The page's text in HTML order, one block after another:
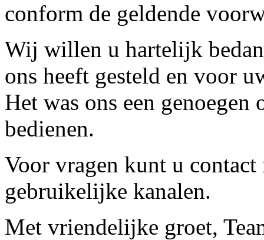
conform de geldende
Wij willen u hartelijk
ons heeft gesteld en voor
Het was ons een
bedienen.
Voor vragen kunt u contact
gebruikelijke kanalen.
Met vriendelijke groet,